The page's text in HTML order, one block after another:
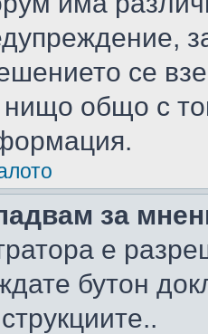
се
нищо общо с
за
е
бутон